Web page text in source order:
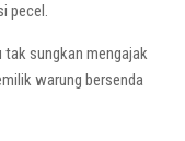
pecel.
tak sungkan mengajak
warung bersenda